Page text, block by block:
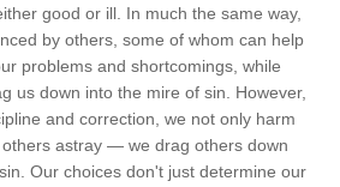
good or ill. In much the same way,
by others, some of whom can help
problems and shortcomings, while
us down into the mire of sin. However,
and correction, we not only harm
astray — we drag others down
Our choices don't just determine our